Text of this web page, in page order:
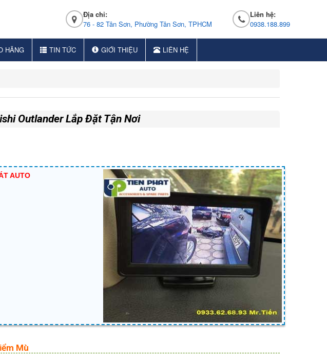
Địa chỉ:
76 - 82 Tân Sơn, Phường Tân Sơn, TPHCM
Liên hệ:
0938.188.899
HÃNG TIN TỨC GIỚI THIỆU LIÊN HỆ
Outlander Lắp Đặt Tận Nơi
AUTO
Mù